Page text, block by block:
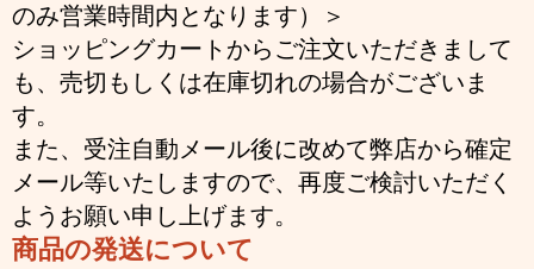
のみ営業時間内となります）＞
ショッピングカートからご注文いただきまして
も、売切もしくは在庫切れの場合がございま
す。
また、受注自動メール後に改めて弊店から確定
メール等いたしますので、再度ご検討いただく
ようお願い申し上げます。
商品の発送について